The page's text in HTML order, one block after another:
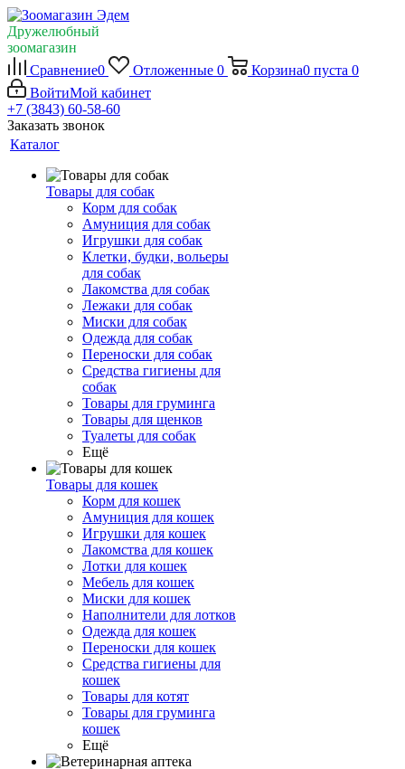
Дружелюбный
зоомагазин
Сравнение0 Отложенные 0 Корзина0 пуста 0
ВойтиМой кабинет
+7 (3843) 60-58-60
Заказать звонок
Каталог
Товары для собак
Корм для собак
Амуниция для собак
Игрушки для собак
Клетки, будки, вольеры
для собак
Лакомства для собак
Лежаки для собак
Миски для собак
Одежда для собак
Переноски для собак
Средства гигиены для
собак
Товары для груминга
Товары для щенков
Туалеты для собак
Ещё
Товары для кошек
Корм для кошек
Амуниция для кошек
Игрушки для кошек
Лакомства для кошек
Лотки для кошек
Мебель для кошек
Миски для кошек
Наполнители для лотков
Одежда для кошек
Переноски для кошек
Средства гигиены для
кошек
Товары для котят
Товары для груминга
кошек
Ещё